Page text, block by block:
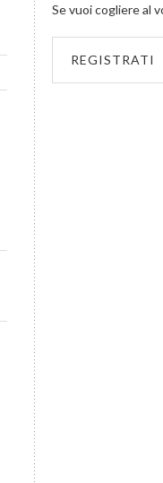
Se vuoi cogliere al
REGISTRATI